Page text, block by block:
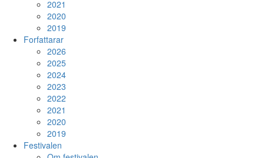
2021
2020
2019
Forfattarar
2026
2025
2024
2023
2022
2021
2020
2019
Festivalen